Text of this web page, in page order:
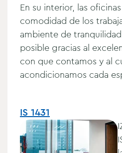
En su interior, las
comodidad de los
ambiente de
posible gracias al
con que contamos y al
acondicionamos cada
IS 1431